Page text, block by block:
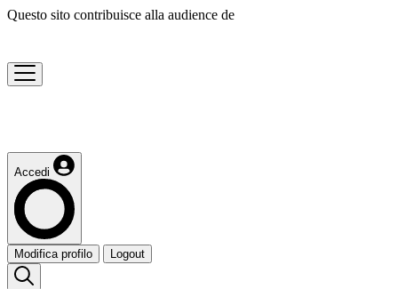
Questo sito contribuisce alla audience de
Accedi
Modifica profilo Logout